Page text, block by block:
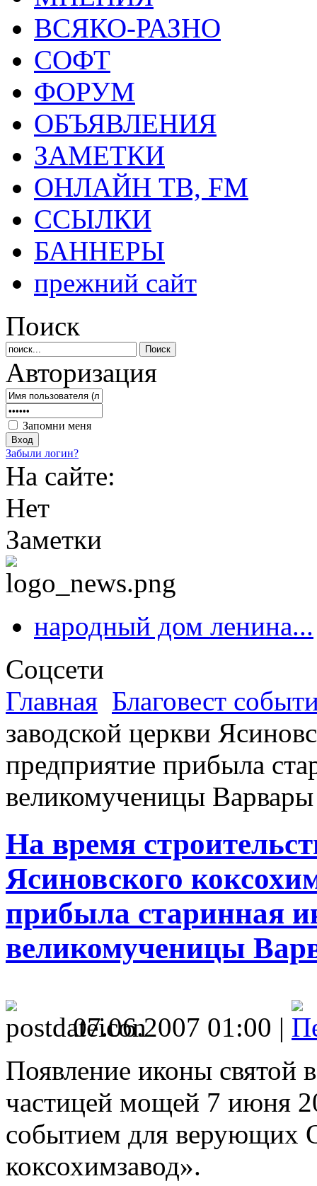
ВСЯКО-РАЗНО
СОФТ
ФОРУМ
ОБЪЯВЛЕНИЯ
ЗАМЕТКИ
ОНЛАЙН ТВ, FM
ССЫЛКИ
БАННЕРЫ
прежний сайт
Поиск
Авторизация
Запомни меня
Забыли логин?
На сайте:
Нет
Заметки
народный дом ленина...
Соцсети
Главная Благовест
заводской церкви
предприятие прибыла
великомученицы Варвары
На время
Ясиновского
прибыла старинная
великомученицы
07.06.2007 01:00 |
Появление иконы святой
частицей мощей 7 июня
событием для верующих
коксохимзавод».